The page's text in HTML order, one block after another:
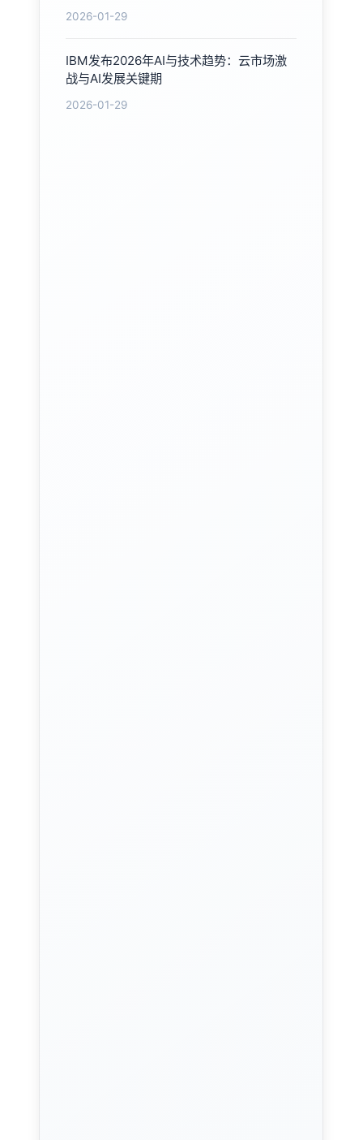
2026-01-29
IBM发布2026年AI与技术趋势：云市场激
战与AI发展关键期
2026-01-29